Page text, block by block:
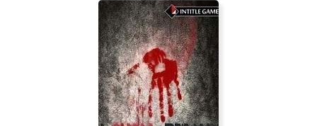
Artificial Entanglement